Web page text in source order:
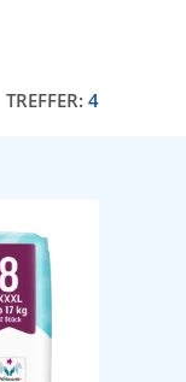
TREFFER: 4